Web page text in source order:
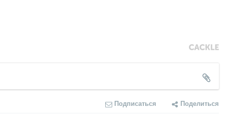
Подписаться Поделиться